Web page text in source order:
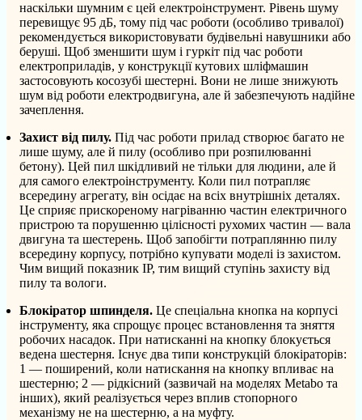
наскільки шумним є цей електроінструмент. Рівень шуму
перевищує 95 дБ, тому під час роботи (особливо тривалої)
рекомендується використовувати будівельні навушники або
беруші. Щоб зменшити шум і гуркіт під час роботи
електроприладів, у конструкції кутових шліфмашин
застосовують косозубі шестерні. Вони не лише знижують
шум від роботи електродвигуна, але й забезпечують надійне
зачеплення.
Захист від пилу. Під час роботи прилад створює багато не
лише шуму, але й пилу (особливо при розпилюванні
бетону). Цей пил шкідливий не тільки для людини, але й
для самого електроінструменту. Коли пил потрапляє
всередину агрегату, він осідає на всіх внутрішніх деталях.
Це сприяє прискореному нагріванню частин електричного
пристрою та порушенню цілісності рухомих частин — вала
двигуна та шестерень. Щоб запобігти потраплянню пилу
всередину корпусу, потрібно купувати моделі із захистом.
Чим вищий показник IP, тим вищий ступінь захисту від
пилу та вологи.
Блокіратор шпинделя. Це спеціальна кнопка на корпусі
інструменту, яка спрощує процес встановлення та зняття
робочих насадок. При натисканні на кнопку блокується
ведена шестерня. Існує два типи конструкцій блокіраторів:
1 — поширений, коли натискання на кнопку впливає на
шестерню; 2 — рідкісний (зазвичай на моделях Metabo та
інших), який реалізується через вплив стопорного
механізму не на шестерню, а на муфту.